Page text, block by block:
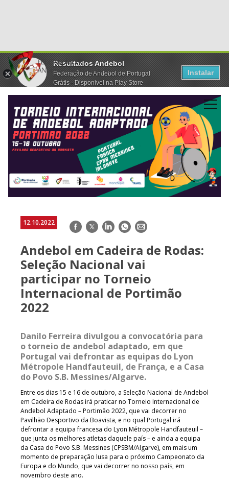
Resultados Andebol
Federação de Andebol de Portugal
Grátis - Disponivel na Play Store
Instalar
12.10.2022 Facebook
TwitterLinkedInWhatsApp
E-
Andebol em Cadeira de Rodas:
Seleção Nacional vai
participar no Torneio
Internacional de Portimão
2022
Danilo Ferreira divulgou a convocatória para
o torneio de andebol adaptado, em que
Portugal vai defrontar as equipas do Lyon
Métropole Handfauteuil, de França, e a Casa
do Povo S.B. Messines/Algarve.
Entre os dias 15 e 16 de outubro, a Seleção Nacional de Andebol
em Cadeira de Rodas irá praticar no Torneio Internacional de
Andebol Adaptado – Portimão 2022, que vai decorrer no
Pavilhão Desportivo da Boavista, e no qual Portugal irá
defrontar a equipa francesa do Lyon Métropole Handfauteuil –
que junta os melhores atletas daquele país – e ainda a equipa
da Casa do Povo S.B. Messines (CPSBM/Algarve), em mais um
momento de preparação lusa para o próximo Campeonato da
Europa e do Mundo, que vai decorrer no nosso país, em
novembro deste ano.